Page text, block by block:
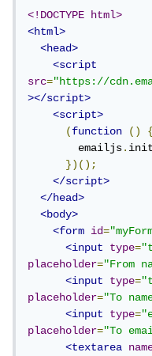
<!DOCTYPE html>
<html>
<head>
<script
src="https://
></script>
<script>
(function ()
        emailjs
.
})();
</script>
</head>
<body>
<form
id=
<input
type=
placeholder="From
<input
type=
placeholder="To
<input
type=
placeholder="To
<textarea